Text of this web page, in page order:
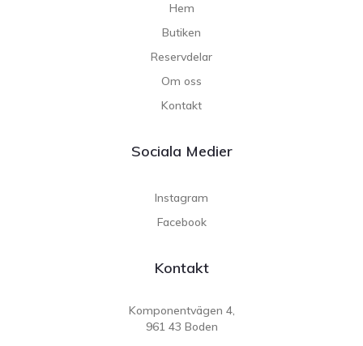
Hem
Butiken
Reservdelar
Om oss
Kontakt
Sociala Medier
Instagram
Facebook
Kontakt
Komponentvägen 4,
961 43 Boden